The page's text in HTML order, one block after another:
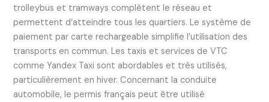
trolleybus et tramways complètent le réseau et
permettent d’atteindre tous les quartiers. Le système de
paiement par carte rechargeable simplifie l’utilisation des
transports en commun. Les taxis et services de VTC
comme Yandex Taxi sont abordables et très utilisés,
particulièrement en hiver. Concernant la conduite
automobile, le permis français peut être utilisé